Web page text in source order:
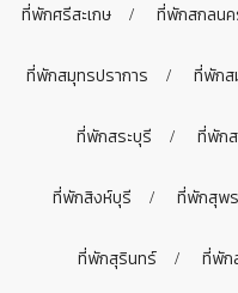
ที่พักศรีสะเกษ ที่พักสกลน
ที่พักสมุทรปราการ ที่พักส
ที่พักสระบุรี ที่พัก
ที่พักสิงห์บุรี ที่พักสุพ
ที่พักสุรินทร์ ที่พัก